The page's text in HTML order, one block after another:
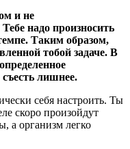
и не
надо произносить
Таким образом,
тобой задаче. В
лишнее.
себя настроить. Ты
скоро произойдут
а организм легко